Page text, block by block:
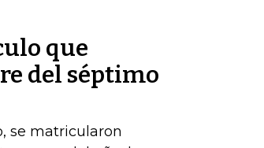
que
del séptimo
se matricularon